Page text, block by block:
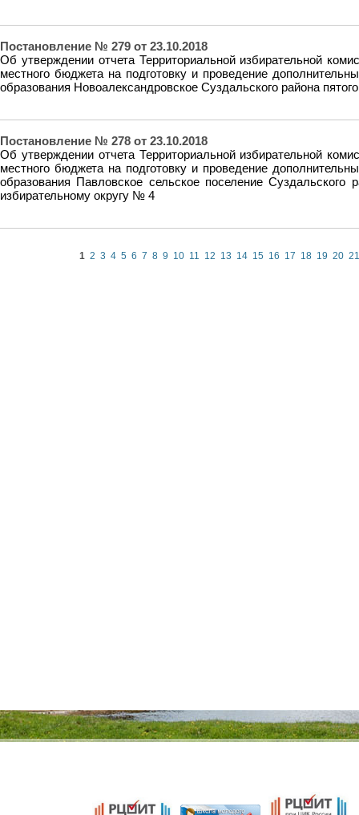
Постановление № 279 от 23.10.2018
Об утверждении отчета Территориальной избирательной
местного бюджета на подготовку и проведение
образования Новоалександровское Суздальского района
Постановление № 278 от 23.10.2018
Об утверждении отчета Территориальной избирательной
местного бюджета на подготовку и проведение
образования Павловское сельское поселение
избирательному округу № 4
1 2 3 4 5 6 7 8 9 10 11 12 13 14 15 16 17 18 19 20 21